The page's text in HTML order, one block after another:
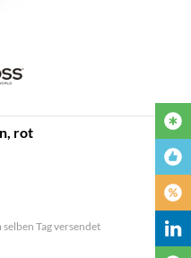
rot
Tag versendet